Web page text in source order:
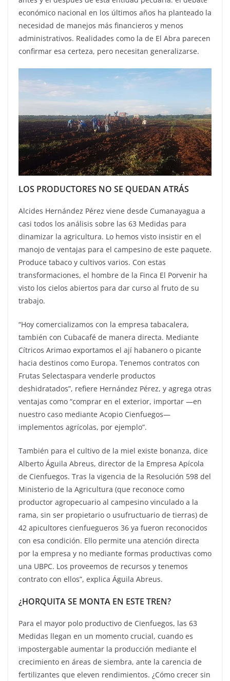
económico nacional en los últimos años ha planteado la
necesidad de manejos más financieros y menos
administrativos. Realidades como la de El Abra parecen
confirmar esa certeza, pero necesitan generalizarse.
LOS PRODUCTORES NO SE QUEDAN ATRÁS
Alcides Hernández Pérez viene desde Cumanayagua a
casi todos los análisis sobre las 63 Medidas para
dinamizar la agricultura. Lo hemos visto insistir en el
manojo de ventajas para el campesino de este paquete.
Produce tabaco y cultivos varios. Con estas
transformaciones, el hombre de la Finca El Porvenir ha
visto los cielos abiertos para dar curso al fruto de su
trabajo.
“Hoy comercializamos con la empresa tabacalera,
también con Cubacafé de manera directa. Mediante
Cítricos Arimao exportamos el ají habanero o picante
hacia destinos como Europa. Tenemos contratos con
Frutas Selectaspara venderle productos
deshidratados”, refiere Hernández Pérez, y agrega otras
ventajas como “comprar en el exterior, importar —en
nuestro caso mediante Acopio Cienfuegos—
implementos agrícolas, por ejemplo”.
También para el cultivo de la miel existe bonanza, dice
Alberto Águila Abreus, director de la Empresa Apícola
de Cienfuegos. Tras la vigencia de la Resolución 598 del
Ministerio de la Agricultura (que reconoce como
productor agropecuario al campesino vinculado a la
rama, sin ser propietario o usufructuario de tierras) de
42 apicultores cienfuegueros 36 ya fueron reconocidos
con esa condición. Ello permite una atención directa
por la empresa y no mediante formas productivas como
una UBPC. Los proveemos de recursos y tenemos
contrato con ellos”, explica Águila Abreus.
¿HORQUITA SE MONTA EN ESTE TREN?
Para el mayor polo productivo de Cienfuegos, las 63
Medidas llegan en un momento crucial, cuando es
impostergable aumentar la producción mediante el
crecimiento en áreas de siembra, ante la carencia de
fertilizantes que eleven rendimientos. ¿Cómo crecer sin